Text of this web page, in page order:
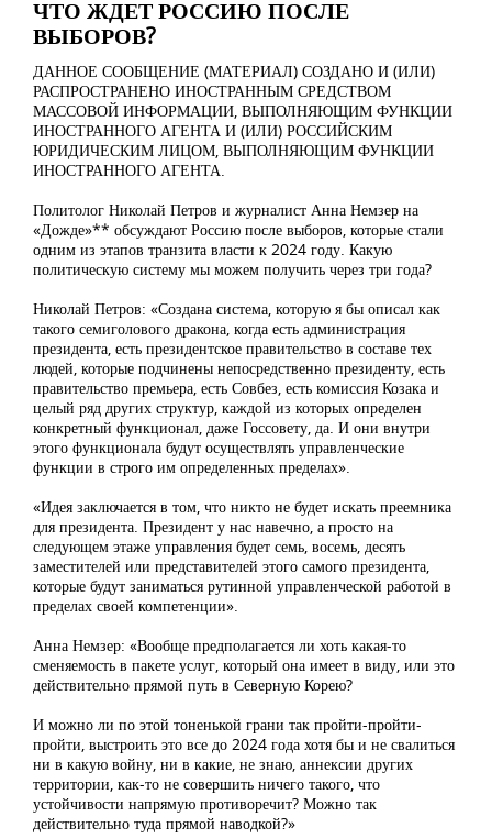
ЧТО ЖДЕТ РОССИЮ ПОСЛЕ
ВЫБОРОВ?
ДАННОЕ СООБЩЕНИЕ (МАТЕРИАЛ) СОЗДАНО И (ИЛИ)
РАСПРОСТРАНЕНО ИНОСТРАННЫМ СРЕДСТВОМ
МАССОВОЙ ИНФОРМАЦИИ, ВЫПОЛНЯЮЩИМ ФУНКЦИИ
ИНОСТРАННОГО АГЕНТА И (ИЛИ) РОССИЙСКИМ
ЮРИДИЧЕСКИМ ЛИЦОМ, ВЫПОЛНЯЮЩИМ ФУНКЦИИ
ИНОСТРАННОГО АГЕНТА.
Политолог Николай Петров и журналист Анна Немзер на
«Дожде»** обсуждают Россию после выборов, которые стали
одним из этапов транзита власти к 2024 году. Какую
политическую систему мы можем получить через три года?
Николай Петров: «Создана система, которую я бы описал как
такого семиголового дракона, когда есть администрация
президента, есть президентское правительство в составе тех
людей, которые подчинены непосредственно президенту, есть
правительство премьера, есть Совбез, есть комиссия Козака и
целый ряд других структур, каждой из которых определен
конкретный функционал, даже Госсовету, да. И они внутри
этого функционала будут осуществлять управленческие
функции в строго им определенных пределах».
«Идея заключается в том, что никто не будет искать преемника
для президента. Президент у нас навечно, а просто на
следующем этаже управления будет семь, восемь, десять
заместителей или представителей этого самого президента,
которые будут заниматься рутинной управленческой работой в
пределах своей компетенции».
Анна Немзер: «Вообще предполагается ли хоть какая-то
сменяемость в пакете услуг, который она имеет в виду, или это
действительно прямой путь в Северную Корею?
И можно ли по этой тоненькой грани так пройти-пройти-
пройти, выстроить это все до 2024 года хотя бы и не свалиться
ни в какую войну, ни в какие, не знаю, аннексии других
территории, как-то не совершить ничего такого, что
устойчивости напрямую противоречит? Можно так
действительно туда прямой наводкой?»